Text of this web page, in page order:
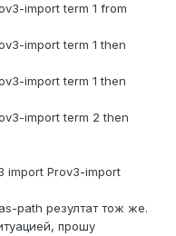
import term 1 from
import term 1 then
import term 1 then
import term 2 then
import Prov3-import
path резултат тож же.
прошу